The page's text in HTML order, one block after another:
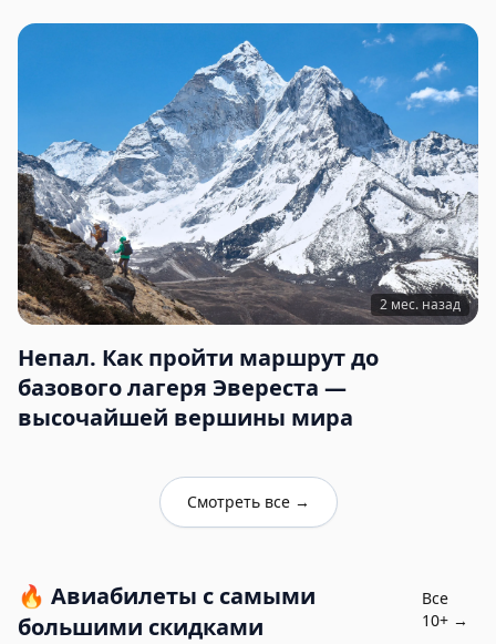
2 мес. назад
Непал. Как пройти маршрут до
базового лагеря Эвереста —
высочайшей вершины мира
Смотреть все→
🔥 Авиабилеты с самыми
большими скидками
Все
10+ →